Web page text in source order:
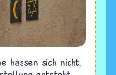
hassen sich nicht.